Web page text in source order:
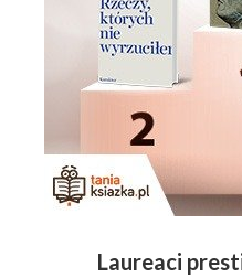
Laureaci